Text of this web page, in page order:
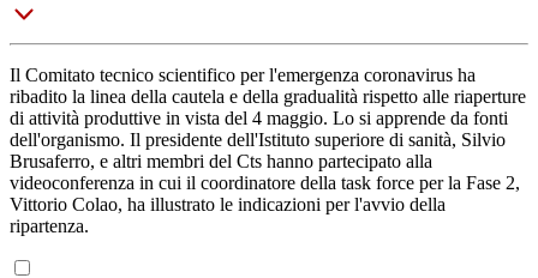
Il Comitato tecnico scientifico per l'emergenza coronavirus ha
ribadito la linea della cautela e della gradualità rispetto alle riaperture
di attività produttive in vista del 4 maggio. Lo si apprende da fonti
dell'organismo. Il presidente dell'Istituto superiore di sanità, Silvio
Brusaferro, e altri membri del Cts hanno partecipato alla
videoconferenza in cui il coordinatore della task force per la Fase 2,
Vittorio Colao, ha illustrato le indicazioni per l'avvio della
ripartenza.